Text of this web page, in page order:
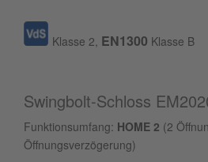
Klasse 2, EN1300 Klasse B
Swingbolt-Schloss
Funktionsumfang: HOME 2 (2
Öffnungsverzögerung)